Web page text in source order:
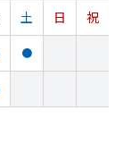
土 日
祝
●